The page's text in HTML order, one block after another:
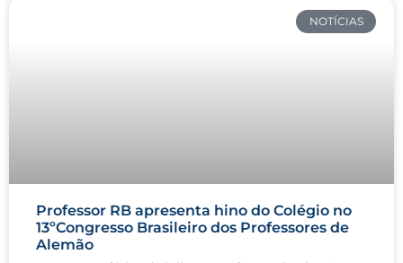
NOTÍCIAS
Professor RB apresenta hino do Colégio no
13ºCongresso Brasileiro dos Professores de
Alemão